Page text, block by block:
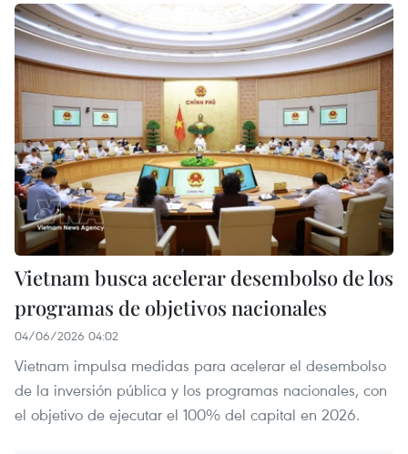
Vietnam busca acelerar desembolso de los
programas de objetivos nacionales
04/06/2026 04:02
Vietnam impulsa medidas para acelerar el desembolso
de la inversión pública y los programas nacionales, con
el objetivo de ejecutar el 100% del capital en 2026.